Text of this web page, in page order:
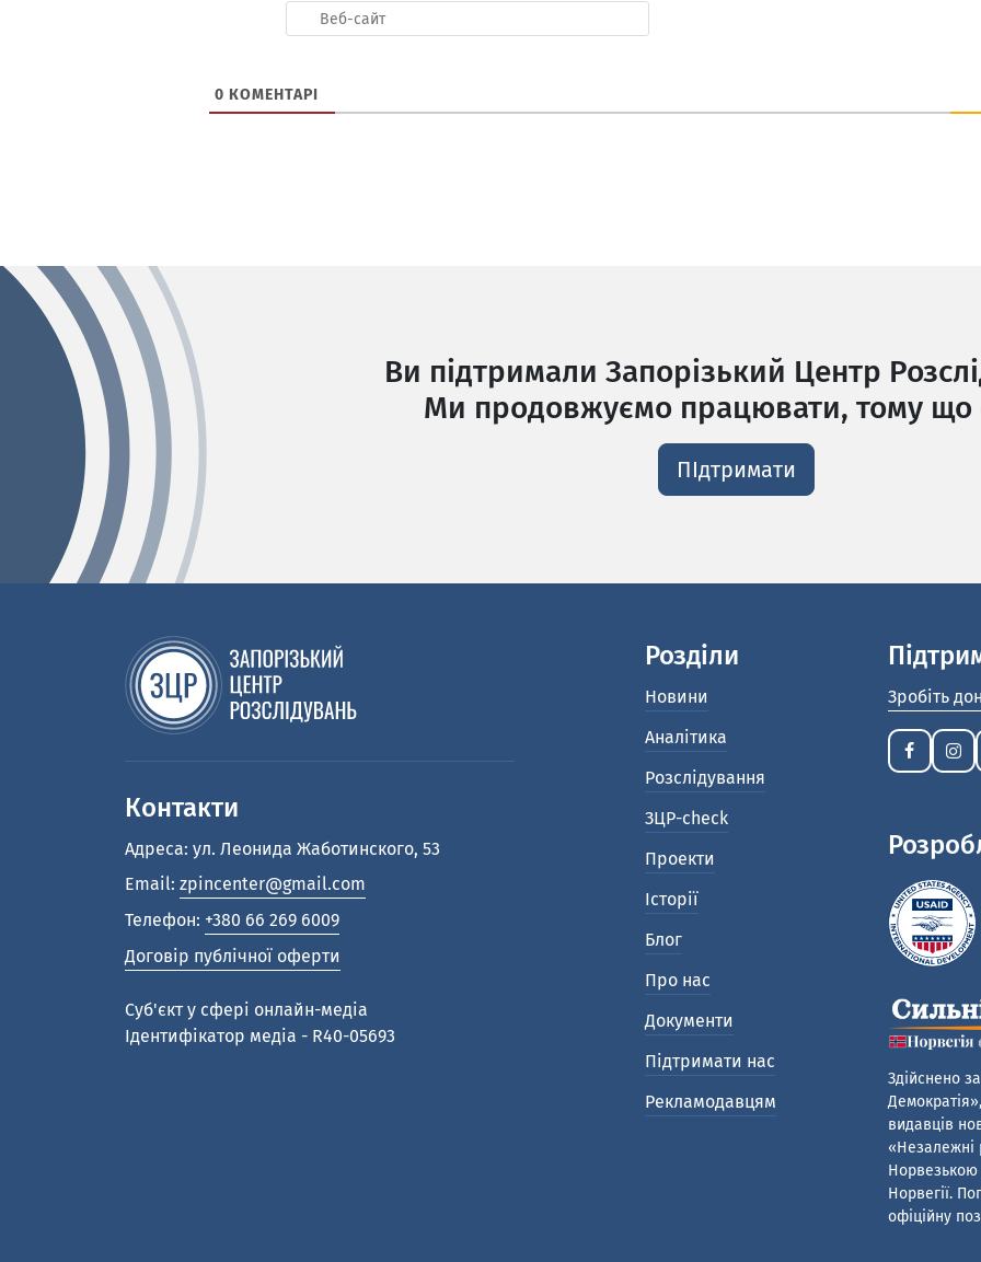
сайт
0 КОМЕНТАРІ
Ви підтримали Запорізький Центр
Ми продовжуємо працювати, тому що
ПІдтримати
Контакти
Адреса: ул. Леонида Жаботинского, 53
Email: zpincenter@gmail.com
Телефон: +380 66 269 6009
Договір публічної оферти
Cуб'єкт у сфері онлайн-медіа
Ідентифікатор медіа - R40-05693
Розділи
Новини
Аналітика
Розслідування
ЗЦР-check
Проекти
Історії
Блог
Про нас
Документи
Підтримати нас
Рекламодавцям
Зробіть
Здійснено
видавців
«Незалежні
Норвезькою
Норвегії.
офіційну